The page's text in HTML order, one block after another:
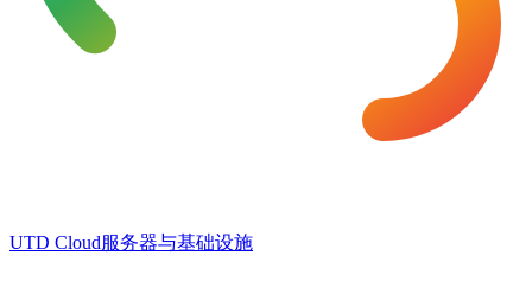
UTD Cloud服务器与基础设施